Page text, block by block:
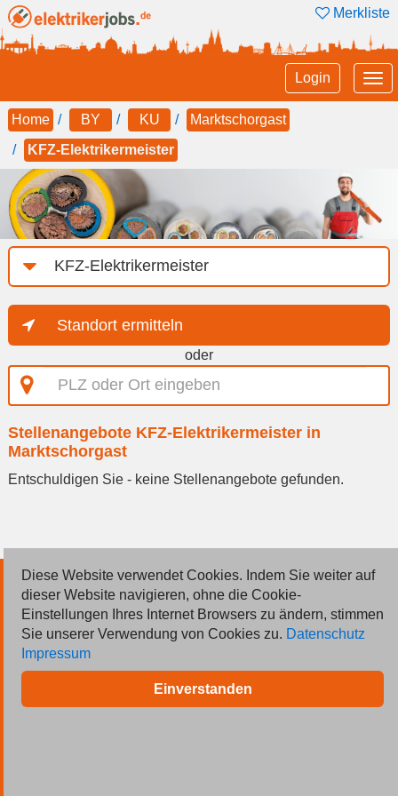
Merkliste
Login
Home BY KU
Marktschorgast
KFZ-Elektrikermeister
Job-
Kategorie
Standort ermitteln
oder
PLZ
oder
eingeben
Stellenangebote KFZ-Elektrikermeister in
Marktschorgast
Entschuldigen Sie - keine Stellenangebote gefunden.
© 2026 Deutsche Jobmarkt GmbH
Inserieren
Kontakt
Diese Website verwendet Cookies. Indem Sie weiter auf
dieser Website navigieren, ohne die Cookie-
Einstellungen Ihres Internet Browsers zu ändern, stimmen
Sie unserer Verwendung von Cookies zu. Datenschutz
Impressum
Einverstanden